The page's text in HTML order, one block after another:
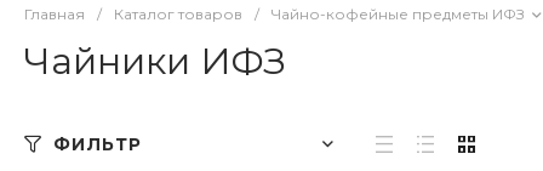
Главная / Каталог товаров / Чайно-кофейные предметы ИФЗ
Чайники ИФЗ
ФИЛЬТР